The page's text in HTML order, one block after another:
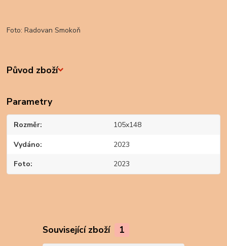
Foto: Radovan Smokoň
Původ zboží
Parametry
Rozměr 105x148
Vydáno 2023
Foto 2023
Související zboží 1